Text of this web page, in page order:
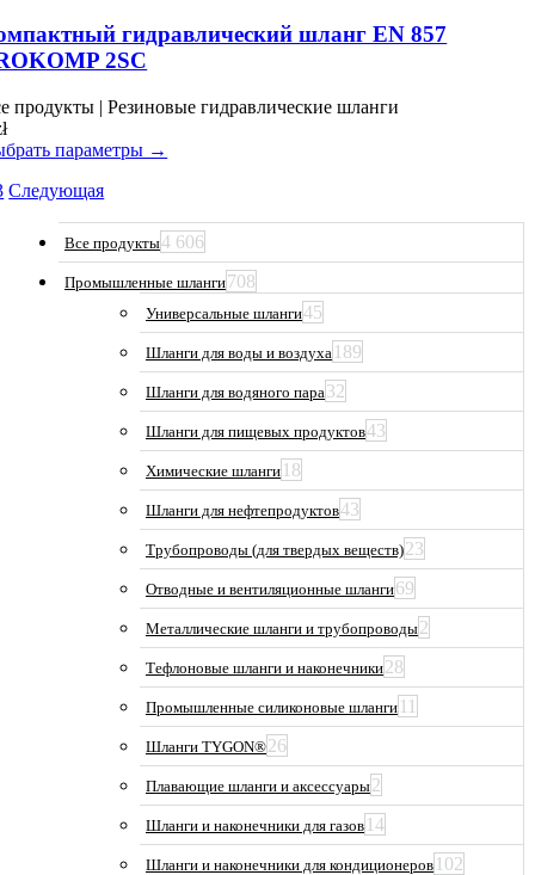
имеет
несколько
можно
на
гидравлический шланг EN 857
2SC
продукты | Резиновые гидравлические шланги
параметры →
Следующая
Все продукты4 606
Промышленные шланги708
Универсальные шланги45
Шланги для воды и воздуха 189
Шланги для водяного пара 32
Шланги для пищевых продуктов43
Химические шланги 18
Шланги для нефтепродуктов43
Трубопроводы (для твердых веществ)23
Отводные и вентиляционные шланги69
Металлические шланги и трубопроводы2
Тефлоновые шланги и наконечники28
Промышленные силиконовые шланги 11
Шланги TYGON®26
Плавающие шланги и аксессуары2
Шланги и наконечники для газов 14
Шланги и наконечники для кондиционеров 102